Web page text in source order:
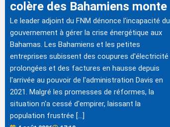
colère des Bahamiens monte
Le leader adjoint du FNM dénonce l'incapacité du
gouvernement à gérer la crise énergétique aux
Bahamas. Les Bahamiens et les petites
entreprises subissent des coupures d'électricité
prolongées et des factures en hausse depuis
l'arrivée au pouvoir de l'administration Davis en
2021. Malgré les promesses de réformes, la
situation n'a cessé d'empirer, laissant la
population frustrée […]